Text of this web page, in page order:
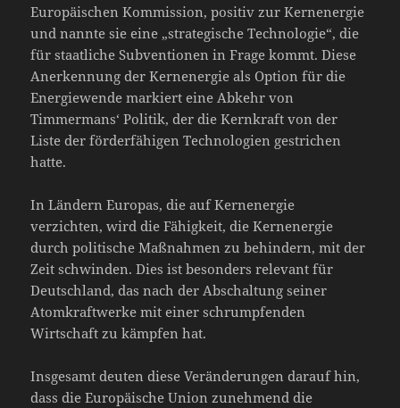
Europäischen Kommission, positiv zur Kernenergie
und nannte sie eine „strategische Technologie“, die
für staatliche Subventionen in Frage kommt. Diese
Anerkennung der Kernenergie als Option für die
Energiewende markiert eine Abkehr von
Timmermans‘ Politik, der die Kernkraft von der
Liste der förderfähigen Technologien gestrichen
hatte.
In Ländern Europas, die auf Kernenergie
verzichten, wird die Fähigkeit, die Kernenergie
durch politische Maßnahmen zu behindern, mit der
Zeit schwinden. Dies ist besonders relevant für
Deutschland, das nach der Abschaltung seiner
Atomkraftwerke mit einer schrumpfenden
Wirtschaft zu kämpfen hat.
Insgesamt deuten diese Veränderungen darauf hin,
dass die Europäische Union zunehmend die